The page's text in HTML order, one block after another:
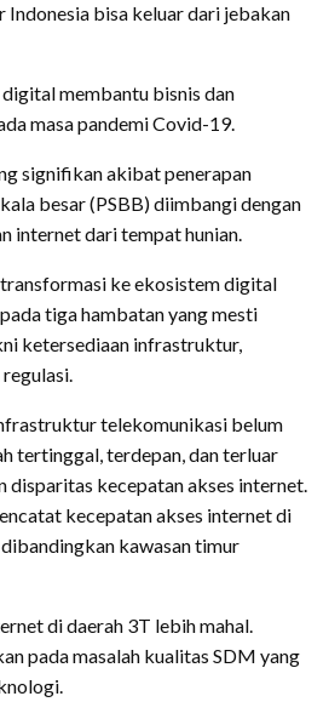
Indonesia bisa keluar dari jebakan
membantu bisnis dan
masa pandemi Covid-19.
signifikan akibat penerapan
besar (PSBB) diimbangi dengan
internet dari tempat hunian.
ke ekosistem digital
tiga hambatan yang mesti
ketersediaan infrastruktur,
telekomunikasi belum
tertinggal, terdepan, dan terluar
disparitas kecepatan akses internet.
kecepatan akses internet di
kawasan timur
di daerah 3T lebih mahal.
pada masalah kualitas SDM yang